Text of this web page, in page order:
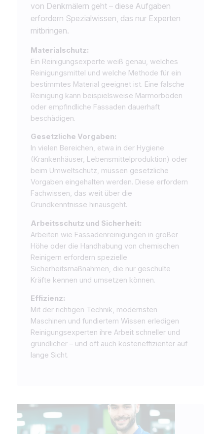
von Denkmälern geht – diese Aufgaben
erfordern Spezialwissen, das nur Experten
mitbringen.
Materialschutz:
Ein Reinigungsexperte weiß genau, welches
Reinigungsmittel und welche Methode für ein
bestimmtes Material geeignet ist. Eine falsche
Reinigung kann beispielsweise Marmorböden
oder empfindliche Fassaden dauerhaft
beschädigen.
Gesetzliche Vorgaben:
In vielen Bereichen, etwa in der Hygiene
(Krankenhäuser, Lebensmittelproduktion) oder
beim Umweltschutz, müssen gesetzliche
Vorgaben eingehalten werden. Diese erfordern
Fachwissen, das weit über die
Grundkenntnisse hinausgeht.
Arbeitsschutz und Sicherheit:
Arbeiten wie Fassadenreinigungen in großer
Höhe oder die Handhabung von chemischen
Reinigern erfordern spezielle
Sicherheitsmaßnahmen, die nur geschulte
Kräfte kennen und umsetzen können.
Effizienz:
Mit der richtigen Technik, modernsten
Maschinen und fundiertem Wissen erledigen
Reinigungsexperten ihre Arbeit schneller und
gründlicher – und oft auch kosteneffizienter auf
lange Sicht.